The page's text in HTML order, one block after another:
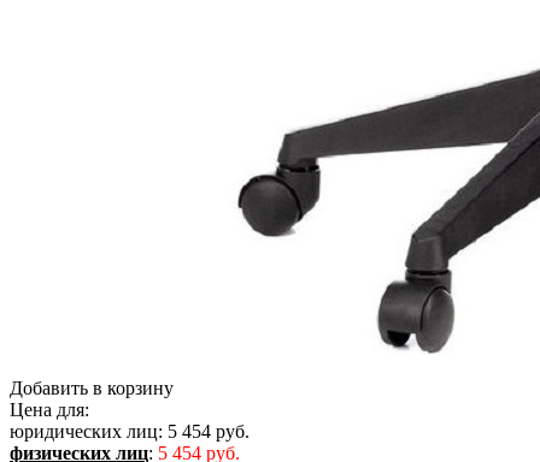
Добавить в корзину
Цена для:
юридических лиц: 5 454 руб.
физических лиц: 5 454 руб.